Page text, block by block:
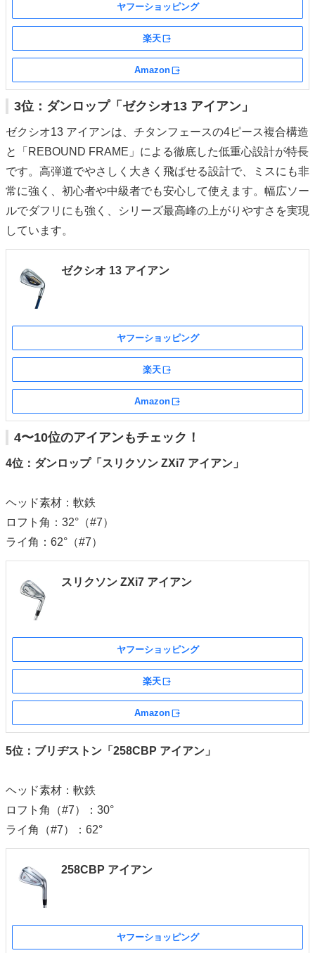
ヤフーショッピング
楽天
Amazon
3位：ダンロップ「ゼクシオ13 アイアン」
ゼクシオ13 アイアンは、チタンフェースの4ピース複合構造
と「REBOUND FRAME」による徹底した低重心設計が特長
です。高弾道でやさしく大きく飛ばせる設計で、ミスにも非
常に強く、初心者や中級者でも安心して使えます。幅広ソー
ルでダフリにも強く、シリーズ最高峰の上がりやすさを実現
しています。
ゼクシオ 13 アイアン
ヤフーショッピング
楽天
Amazon
4〜10位のアイアンもチェック！
4位：ダンロップ「スリクソン ZXi7 アイアン」
ヘッド素材：軟鉄
ロフト角：32°（#7）
ライ角：62°（#7）
スリクソン ZXi7 アイアン
ヤフーショッピング
楽天
Amazon
5位：ブリヂストン「258CBP アイアン」
ヘッド素材：軟鉄
ロフト角（#7）：30°
ライ角（#7）：62°
258CBP アイアン
ヤフーショッピング